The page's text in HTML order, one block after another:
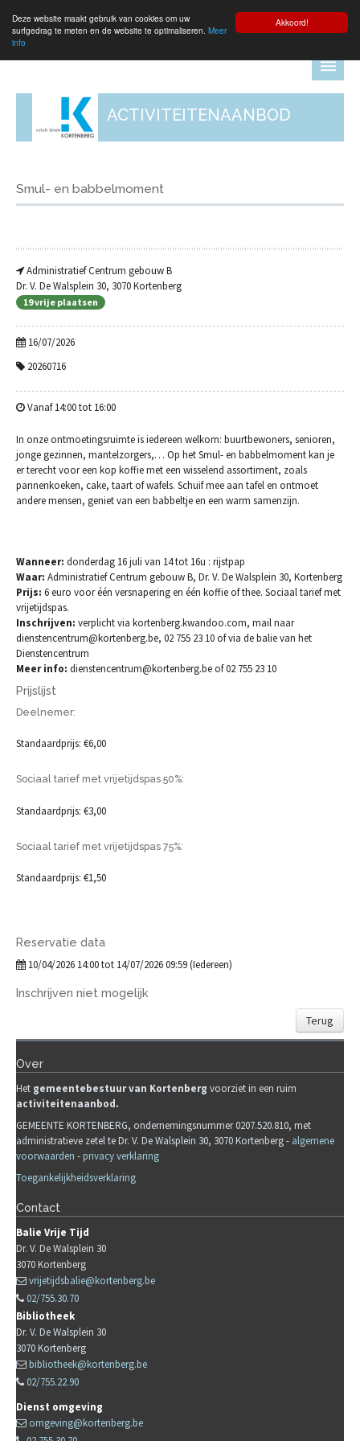
Akkoord!
Deze website maakt gebruik van cookies om uw
surfgedrag te meten en de website te optimaliseren. Meer
info
ACTIVITEITENAANBOD
Smul- en babbelmoment
Administratief Centrum gebouw B
Dr. V. De Walsplein 30, 3070 Kortenberg
19 vrije plaatsen
16/07/2026
20260716
Vanaf 14:00 tot 16:00
In onze ontmoetingsruimte is iedereen welkom: buurtbewoners, senioren,
jonge gezinnen, mantelzorgers,… Op het Smul- en babbelmoment kan je
er terecht voor een kop koffie met een wisselend assortiment, zoals
pannenkoeken, cake, taart of wafels. Schuif mee aan tafel en ontmoet
andere mensen, geniet van een babbeltje en een warm samenzijn.
Wanneer: donderdag 16 juli van 14 tot 16u : rijstpap
Waar: Administratief Centrum gebouw B, Dr. V. De Walsplein 30, Kortenberg
Prijs: 6 euro voor één versnapering en één koffie of thee. Sociaal tarief met
vrijetijdspas.
Inschrijven: verplicht via kortenberg.kwandoo.com, mail naar
dienstencentrum@kortenberg.be, 02 755 23 10 of via de balie van het
Dienstencentrum
Meer info: dienstencentrum@kortenberg.be of 02 755 23 10
Prijslijst
Deelnemer:
Standaardprijs: €6,00
Sociaal tarief met vrijetijdspas 50%:
Standaardprijs: €3,00
Sociaal tarief met vrijetijdspas 75%:
Standaardprijs: €1,50
Reservatie data
10/04/2026 14:00 tot 14/07/2026 09:59 (Iedereen)
Inschrijven niet mogelijk
Terug
Over
Het gemeentebestuur van Kortenberg voorziet in een ruim
activiteitenaanbod.
GEMEENTE KORTENBERG, ondernemingsnummer 0207.520.810, met
administratieve zetel te Dr. V. De Walsplein 30, 3070 Kortenberg - algemene
voorwaarden -privacy verklaring
Toegankelijkheidsverklaring
Contact
Balie Vrije Tijd
Dr. V. De Walsplein 30
3070Kortenberg
vrijetijdsbalie@kortenberg.be
02/755.30.70
Bibliotheek
Dr. V. De Walsplein 30
3070Kortenberg
bibliotheek@kortenberg.be
02/755.22.90
Dienst omgeving
omgeving@kortenberg.be